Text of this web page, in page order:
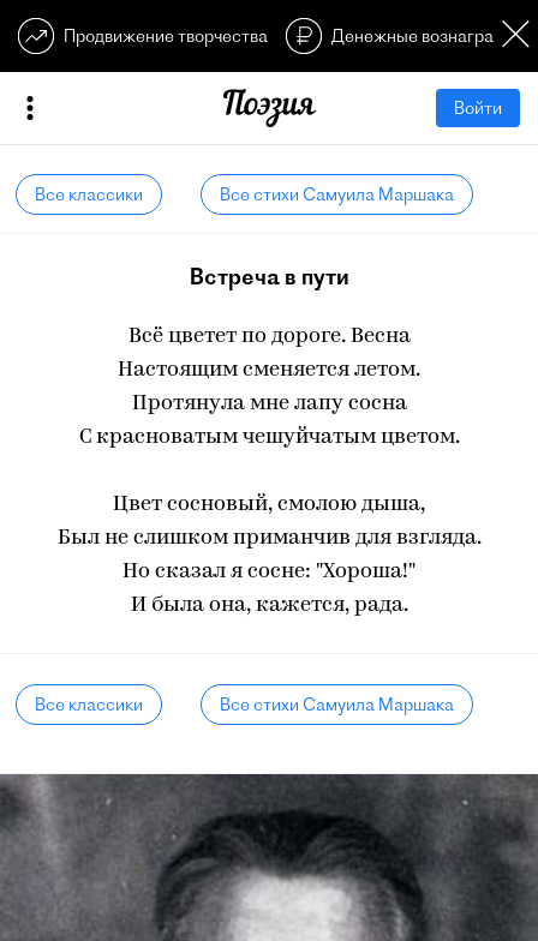
Продвижение творчества Денежные
Войти
Все классики Все стихи Самуила Маршака
Встреча в пути
Всё цветет по дороге. Весна
Настоящим сменяется летом.
Протянула мне лапу сосна
С красноватым чешуйчатым цветом.
Цвет сосновый, смолою дыша,
Был не слишком приманчив для взгляда.
Но сказал я сосне: "Хороша!"
И была она, кажется, рада.
Все классики Все стихи Самуила Маршака